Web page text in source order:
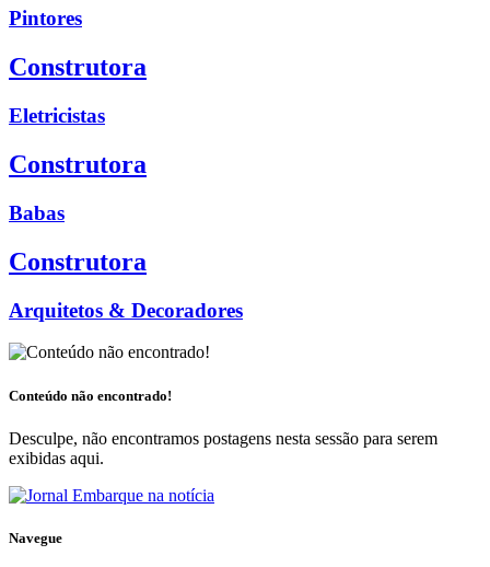
Pintores
Construtora
Eletricistas
Construtora
Babas
Construtora
Arquitetos & Decoradores
Conteúdo não encontrado!
Desculpe, não encontramos postagens nesta sessão para serem
exibidas aqui.
Navegue